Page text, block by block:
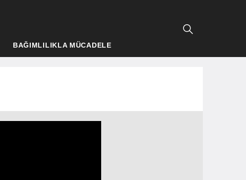
BAĞIMLILIKLA MÜCADELE